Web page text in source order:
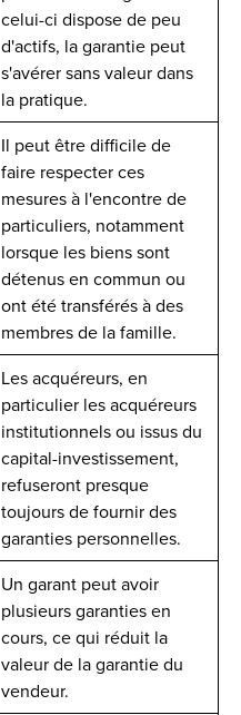
celui-ci dispose de peu
d'actifs, la garantie peut
s'avérer sans valeur dans
la pratique.
Il peut être difficile de
faire respecter ces
mesures à l'encontre de
particuliers, notamment
lorsque les biens sont
détenus en commun ou
ont été transférés à des
membres de la famille.
Les acquéreurs, en
particulier les acquéreurs
institutionnels ou issus du
capital-investissement,
refuseront presque
toujours de fournir des
garanties personnelles.
Un garant peut avoir
plusieurs garanties en
cours, ce qui réduit la
valeur de la garantie du
vendeur.